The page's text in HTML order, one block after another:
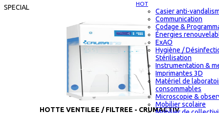
HOT
Casier anti-
Communication
Codage &
Énergies
ExAO
Hygiène /
Stérilisation
Instrumentation &
Imprimantes 3D
Matériel de
consommables
Microscopie &
Mobilier scolaire
SPECIAL
HOTTE VENTILEE / FILTREE - CRUMACTIV